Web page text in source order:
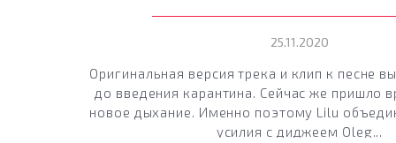
25.11.2020
Оригинальная версия трека и клип к песне
до введения карантина. Сейчас же пришло
новое дыхание. Именно поэтому Lilu
усилия с диджеем Oleg...